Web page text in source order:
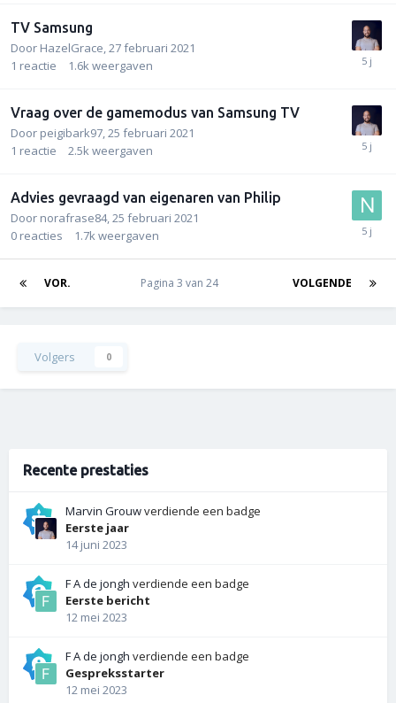
TV Samsung
Door HazelGrace 27 februari 2021
1 reactie 1.6k weergaven
Vraag over de gamemodus van Samsung TV
Door peigibark97 25 februari 2021
1 reactie 2.5k weergaven
Advies gevraagd van eigenaren van Philip
Door norafrase84, 25 februari 2021
0 reacties 1.7k weergaven
VOR. VOLGENDE
Pagina 3 van 24
Volgers 0
Recente prestaties
Marvin Grouwverdiende een badge
Eerste jaar
14 juni 2023
F A de jongh verdiende een badge
Eerste bericht
12 mei 2023
F A de jongh verdiende een badge
Gespreksstarter
12 mei 2023